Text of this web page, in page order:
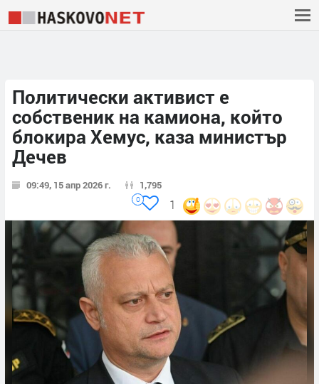
Политически активист е
собственик на камиона, който
блокира Хемус, каза министър
Дечев
09:49, 15 апр 2026 г. 1,795
1
0